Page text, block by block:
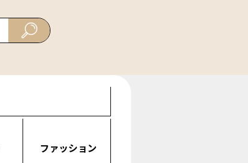
ファッション